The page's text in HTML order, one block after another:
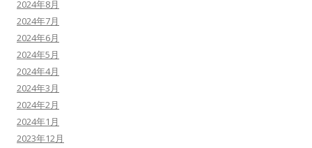
2024年8月
2024年7月
2024年6月
2024年5月
2024年4月
2024年3月
2024年2月
2024年1月
2023年12月